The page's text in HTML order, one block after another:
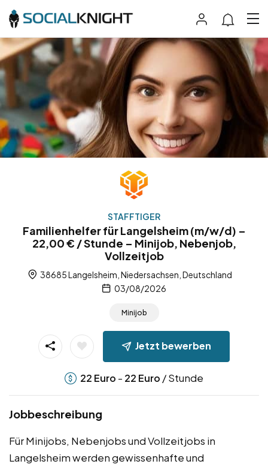
STAFFTIGER
Familienhelfer für Langelsheim (m/w/d) –
22,00 € / Stunde – Minijob, Nebenjob,
Vollzeitjob
38685 Langelsheim, Niedersachsen, Deutschland
03/08/2026
Minijob
Jetzt bewerben
22 Euro - 22 Euro / Stunde
Jobbeschreibung
Für Minijobs, Nebenjobs und Vollzeitjobs in
Langelsheim werden gewissenhafte und